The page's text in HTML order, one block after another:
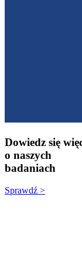
Dowiedz się
o naszych
badaniach
Sprawdź >